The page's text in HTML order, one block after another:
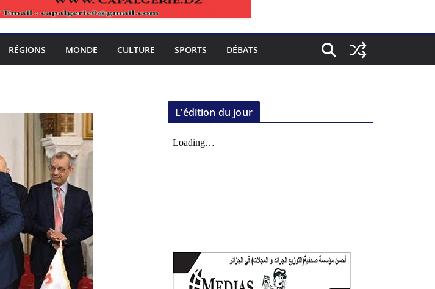
RÉGIONS MONDE CULTURE SPORTS DÉBATS
L’édition du jour